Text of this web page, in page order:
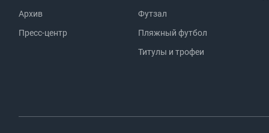
Архив
Пресс-центр
Футзал
Пляжный футбол
Титулы и трофеи